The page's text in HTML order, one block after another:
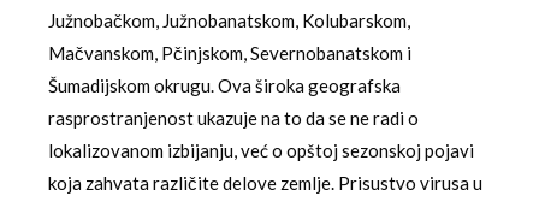
Južnobačkom, Južnobanatskom, Kolubarskom,
Mačvanskom, Pčinjskom, Severnobanatskom i
Šumadijskom okrugu. Ova široka geografska
rasprostranjenost ukazuje na to da se ne radi o
lokalizovanom izbijanju, već o opštoj sezonskoj pojavi
koja zahvata različite delove zemlje. Prisustvo virusa u